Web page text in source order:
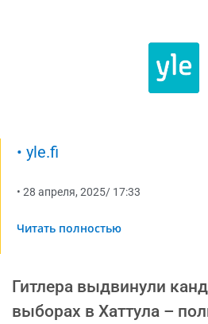
• yle.fi
• 28 апреля, 2025/ 17:33
Читать полностью
Гитлера выдвинули
выборах в Хаттула –